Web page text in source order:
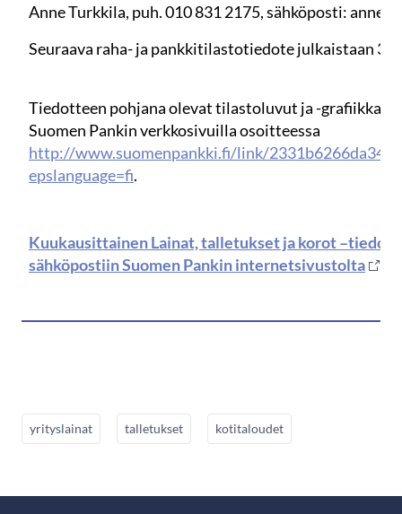
Anne Turkkila, puh. 010 831 2175, sähköposti:
Seuraava raha- ja pankkitilastotiedote julkaistaan
Tiedotteen pohjana olevat tilastoluvut ja -grafiikka
Suomen Pankin verkkosivuilla osoitteessa
http://www.suomenpankki.fi/link/
epslanguage=fi.
Kuukausittainen Lainat, talletukset ja korot
sähköpostiin Suomen Pankin internetsivustolta
yrityslainat talletukset kotitaloudet